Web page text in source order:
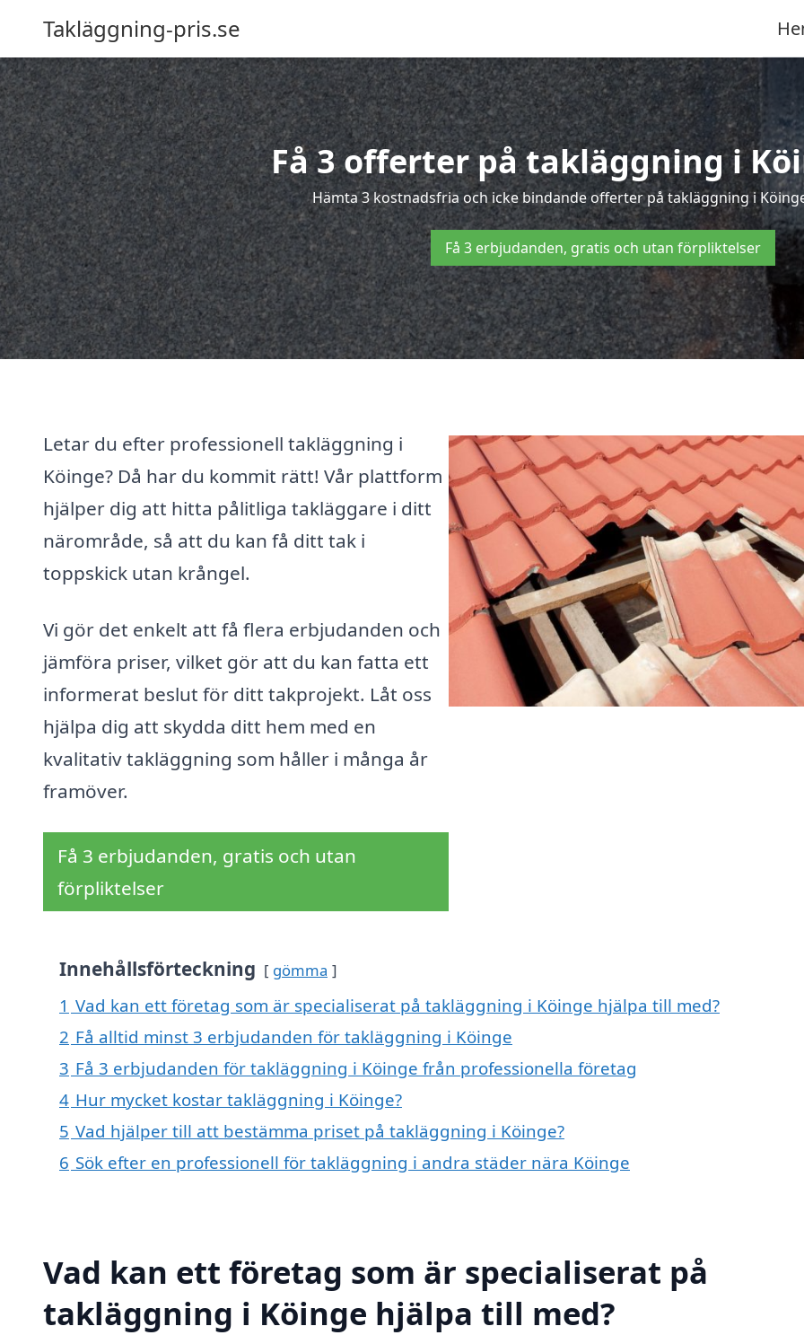
Takläggning-pris.se
Få 3 offerter på takläggning i
Hämta 3 kostnadsfria och icke bindande offerter på takläggning i
Få 3 erbjudanden, gratis och utan förpliktelser
Letar du efter professionell takläggning i
Köinge? Då har du kommit rätt! Vår plattform
hjälper dig att hitta pålitliga takläggare i ditt
närområde, så att du kan få ditt tak i
toppskick utan krångel.
Vi gör det enkelt att få flera erbjudanden och
jämföra priser, vilket gör att du kan fatta ett
informerat beslut för ditt takprojekt. Låt oss
hjälpa dig att skydda ditt hem med en
kvalitativ takläggning som håller i många år
framöver.
Få 3 erbjudanden, gratis och utan
förpliktelser
Innehållsförteckning gömma
1 Vad kan ett företag som är specialiserat på takläggning i Köinge hjälpa till med?
2 Få alltid minst 3 erbjudanden för takläggning i Köinge
3 Få 3 erbjudanden för takläggning i Köinge från professionella företag
4 Hur mycket kostar takläggning i Köinge?
5 Vad hjälper till att bestämma priset på takläggning i Köinge?
6 Sök efter en professionell för takläggning i andra städer nära Köinge
Vad kan ett företag som är specialiserat på
takläggning i Köinge hjälpa till med?